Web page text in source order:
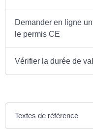
Demander en ligne
le permis CE
Vérifier la durée de
Textes de référence